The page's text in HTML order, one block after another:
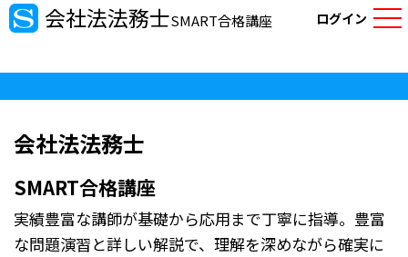
会社法法務士SMART合格講座 ログイン
会社法法務士
SMART合格講座
実績豊富な講師が基礎から応用まで丁寧に指導。豊富
な問題演習と詳しい解説で、理解を深めながら確実に